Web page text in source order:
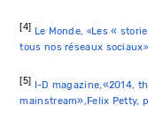
[4] Le Monde, «Les «
tous nos réseaux sociaux»
[5] I-D magazine,«2014,
mainstream»,Felix Petty,